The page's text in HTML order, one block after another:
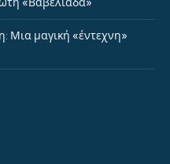
Μια μαγική «έντεχνη»